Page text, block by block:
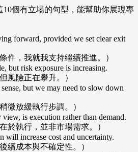
個有立場的句型，能幫助你展現專
forward, provided we set clear exit
件，我就我支持繼續推進。）
but risk exposure is increasing.
風險正在攀升。）
but we may need to slow down
微放緩執行步調。）
is execution rather than demand.
於執行，並非市場需求。）
will increase cost and uncertainty.
續成本與不確定性。）